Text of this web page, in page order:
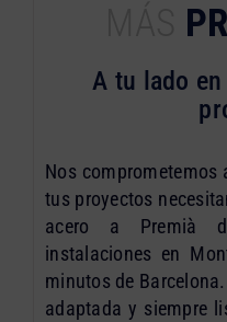
A tu lado
Nos
tus proyectos
acero a Premià
instalaciones en
minutos de
adaptada y siempre